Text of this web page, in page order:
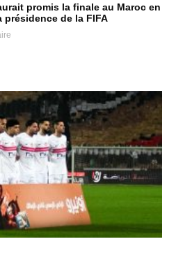
promis la finale au Maroc en
présidence de la FIFA